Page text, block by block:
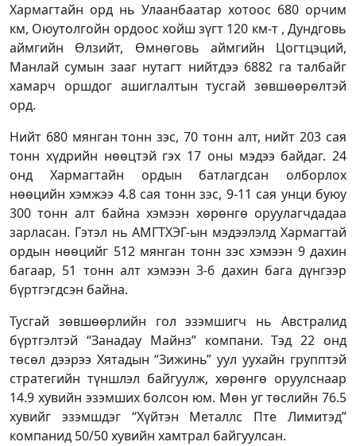
Хармагтайн орд нь Улаанбаатар хотоос 680 орчим
км, Оюутолгойн ордоос хойш зүгт 120 км-т , Дундговь
аймгийн Өлзийт, Өмнөговь аймгийн Цогтцэций,
Манлай сумын зааг нутагт нийтдээ 6882 га талбайг
хамарч оршдог ашиглалтын тусгай зөвшөөрөлтэй
орд.
Нийт 680 мянган тонн зэс, 70 тонн алт, нийт 203 сая
тонн хүдрийн нөөцтэй гэх 17 оны мэдээ байдаг. 24
онд Хармагтайн ордын батлагдсан олборлох
нөөцийн хэмжээ 4.8 сая тонн зэс, 9-11 сая унци буюу
300 тонн алт байна хэмээн хөрөнгө оруулагчдадаа
зарласан. Гэтэл нь АМГТХЭГ-ын мэдээлэлд Хармагтай
ордын нөөцийг 512 мянган тонн зэс хэмээн 9 дахин
багаар, 51 тонн алт хэмээн 3-6 дахин бага дүнгээр
бүртгэгдсэн байна.
Тусгай зөвшөөрлийн гол эзэмшигч нь Австралид
бүртгэлтэй “Занадау Майнз” компани. Тэд 22 онд
төсөл дээрээ Хятадын “Зижинь” уул уухайн групптэй
стратегийн түншлэл байгуулж, хөрөнгө оруулснаар
14.9 хувийн эзэмших болсон юм. Мөн уг төслийн 76.5
хувийг эзэмшдэг “Хүйтэн Металлс Пте Лимитэд”
компанид 50/50 хувийн хамтрал байгуулсан.